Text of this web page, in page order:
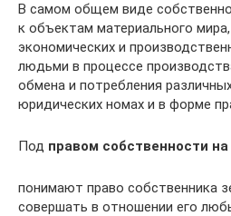
В самом общем виде
к объектам материального
экономических и
людьми в процессе
обмена и потребления
юридических номах и в форме
Под правом собственности
понимают право собственника
совершать в отношении его